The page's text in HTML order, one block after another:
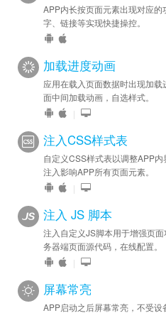
APP内长按页面元素出现对应
字、链接等实现快捷操控。
加载进度动画
应用在载入页面数据时出现加
面中间加载动画，自选样式。
|
注入CSS样式表
自定义CSS样式表以调整APP
注入影响APP所有页面元素。
|
注入 JS 脚本
注入自定义JS脚本用于增强页
务器端页面源代码，在线配置。
|
屏幕常亮
APP启动之后屏幕常亮，不受